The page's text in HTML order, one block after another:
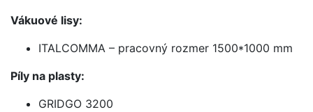
Vákuové lisy:
ITALCOMMA – pracovný rozmer 1500*1000 mm
Píly na plasty:
GRIDGO 3200